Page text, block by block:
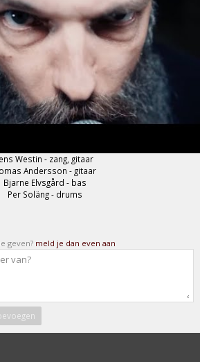
Westin - zang, gitaar
Andersson - gitaar
Bjarne Elvsgård - bas
Per Soläng - drums
geven? meld je dan even aan